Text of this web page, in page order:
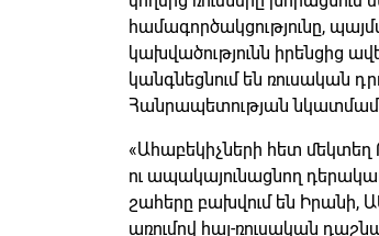
համագործակցությունը,
կախվածությունն իրենցից
կանգնեցնում են ռուսական
Հանրապետության
«Ահաբեկիչների հետ
ու ապակայունացնող
շահերը բախվում են Իրանի,
առումով հայ-ռուսական